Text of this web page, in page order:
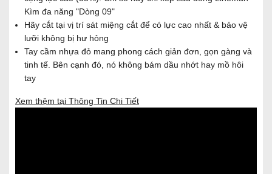
Kìm đa năng "Dòng 09"
Hãy cắt tại vị trí sát miệng cắt để có lực cao nhất & bảo vệ
lưỡi không bị hư hỏng
Tay cầm nhựa đỏ mang phong cách giản đơn, gọn gàng và
tinh tế. Bên cạnh đó, nó không bám dầu nhớt hay mồ hôi
tay
Xem thệm tại Thông Tin Chi Tiết